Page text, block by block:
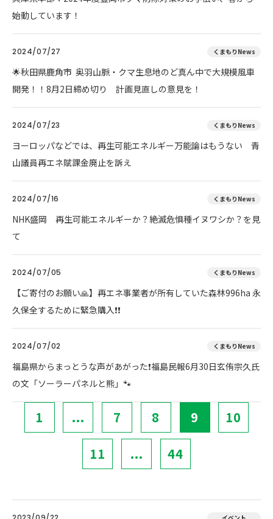
始動しています！
2024/07/27 くまもりNews
🌟秋田県鹿角市 奥羽山脈・クマ生息地のど真ん中で大規模風車
開発！！8月2日締め切り 計画見直しの意見を！
2024/07/23 くまもりNews
ヨーロッパなどでは、再生可能エネルギー万能論はもうない 青
山議員再エネ賦課金廃止を訴え
2024/07/16 くまもりNews
NHK盛岡 再生可能エネルギーか？絶滅危惧種イヌワシか？を見
て
2024/07/05 くまもりNews
【ご寄付のお願い🙏】再エネ事業者が所有していた森林996ha 永
久保全するために緊急購入❗❗
2024/07/02 くまもりNews
福島県からまっとうな声があがった❗福島民報6月30日玄侑宗久氏
の文「ソーラーパネルと熊」🐾
1 ... 7 8 9 10
11 ... 44